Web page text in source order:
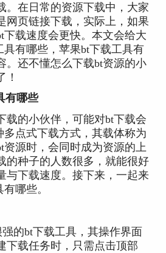
。在日常的资源下载中，大家
网页链接下载，实际上，如果
下载速度会更快。本文会给大
具有哪些，苹果bt下载工具有
。还不懂怎么下载bt资源的小
！
有哪些
载的小伙伴，可能对bt下载会
多点式下载方式，其载体称为
资源时，会同时成为资源的上
的种子的人数很多，就能很好
与下载速度。接下来，一起来
哪些。
的bt下载工具，其操作界面
下载任务时，只需点击顶部